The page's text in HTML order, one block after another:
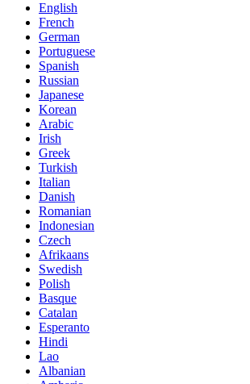
English
French
German
Portuguese
Spanish
Russian
Japanese
Korean
Arabic
Irish
Greek
Turkish
Italian
Danish
Romanian
Indonesian
Czech
Afrikaans
Swedish
Polish
Basque
Catalan
Esperanto
Hindi
Lao
Albanian